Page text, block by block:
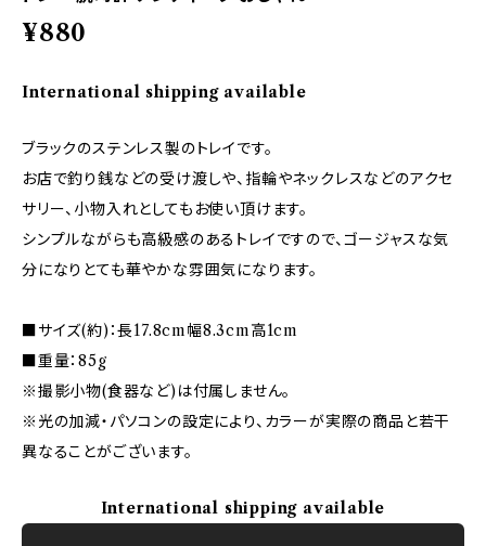
¥880
International shipping available
ブラックのステンレス製のトレイです。
お店で釣り銭などの受け渡しや、指輪やネックレスなどのアクセ
サリー、小物入れとしてもお使い頂けます。
シンプルながらも高級感のあるトレイですので、ゴージャスな気
分になりとても華やかな雰囲気になります。
■サイズ(約)：長17.8cm幅8.3cm高1cm
■重量：85g
※撮影小物(食器など)は付属しません。
※光の加減・パソコンの設定により、カラーが実際の商品と若干
異なることがございます。
International shipping available